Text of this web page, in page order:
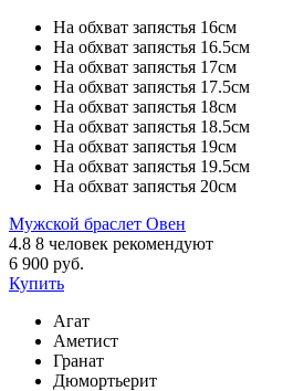
На обхват запястья 16см
На обхват запястья 16.5см
На обхват запястья 17см
На обхват запястья 17.5см
На обхват запястья 18см
На обхват запястья 18.5см
На обхват запястья 19см
На обхват запястья 19.5см
На обхват запястья 20см
Мужской браслет Овен
4.8 8 человек рекомендуют
6 900 руб.
Купить
Агат
Аметист
Гранат
Дюмортьерит